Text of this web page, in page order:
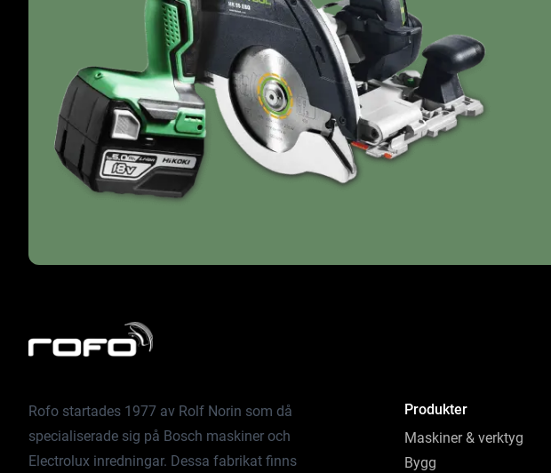
Rofo startades 1977 av Rolf Norin som då
specialiserade sig på Bosch maskiner och
Electrolux inredningar. Dessa fabrikat finns
Produkter
Maskiner & verktyg
Bygg